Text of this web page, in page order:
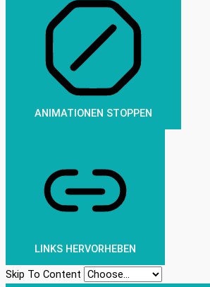
ANIMATIONEN STOPPEN
LINKS HERVORHEBEN
Skip To Content